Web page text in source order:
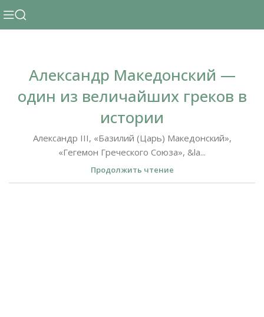
Александр Македонский —
один из величайших греков в
истории
Александр III, «Базилий (Царь) Македонский»,
«Гегемон Греческого Союза», &la...
Продолжить чтение